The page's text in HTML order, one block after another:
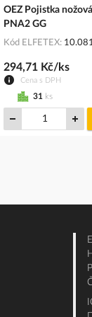
OEZ Pojistka
PNA2 GG
Kód ELFETEX
Cena s DPH
294,71 Kč/ks
31 ks